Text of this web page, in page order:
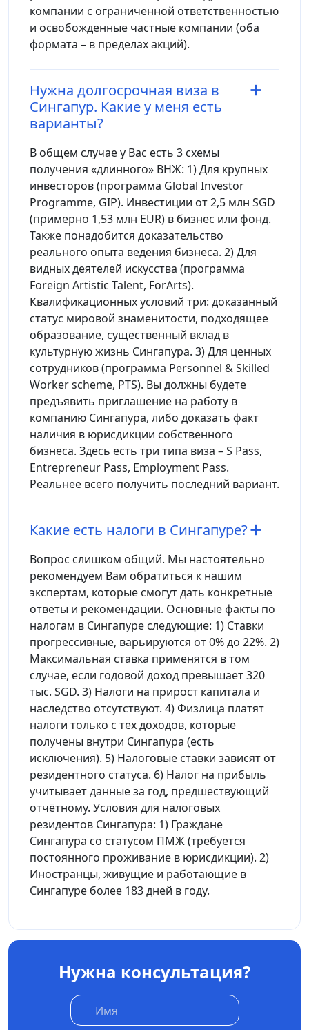
компании с ограниченной ответственностью
и освобожденные частные компании (оба
формата – в пределах акций).
Нужна долгосрочная виза в
Сингапур. Какие у меня есть
варианты?
В общем случае у Вас есть 3 схемы
получения «длинного» ВНЖ: 1) Для крупных
инвесторов (программа Global Investor
Programme, GIP). Инвестиции от 2,5 млн SGD
(примерно 1,53 млн EUR) в бизнес или фонд.
Также понадобится доказательство
реального опыта ведения бизнеса. 2) Для
видных деятелей искусства (программа
Foreign Artistic Talent, ForArts).
Квалификационных условий три: доказанный
статус мировой знаменитости, подходящее
образование, существенный вклад в
культурную жизнь Сингапура. 3) Для ценных
сотрудников (программа Personnel & Skilled
Worker scheme, PTS). Вы должны будете
предъявить приглашение на работу в
компанию Сингапура, либо доказать факт
наличия в юрисдикции собственного
бизнеса. Здесь есть три типа виза – S Pass,
Entrepreneur Pass, Employment Pass.
Реальнее всего получить последний вариант.
Какие есть налоги в Сингапуре?
Вопрос слишком общий. Мы настоятельно
рекомендуем Вам обратиться к нашим
экспертам, которые смогут дать конкретные
ответы и рекомендации. Основные факты по
налогам в Сингапуре следующие: 1) Ставки
прогрессивные, варьируются от 0% до 22%. 2)
Максимальная ставка применятся в том
случае, если годовой доход превышает 320
тыс. SGD. 3) Налоги на прирост капитала и
наследство отсутствуют. 4) Физлица платят
налоги только с тех доходов, которые
получены внутри Сингапура (есть
исключения). 5) Налоговые ставки зависят от
резидентного статуса. 6) Налог на прибыль
учитывает данные за год, предшествующий
отчётному. Условия для налоговых
резидентов Сингапура: 1) Граждане
Сингапура со статусом ПМЖ (требуется
постоянного проживание в юрисдикции). 2)
Иностранцы, живущие и работающие в
Сингапуре более 183 дней в году.
Нужна консультация?